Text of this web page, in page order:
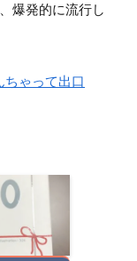
爆発的に流行し
ゃって出口